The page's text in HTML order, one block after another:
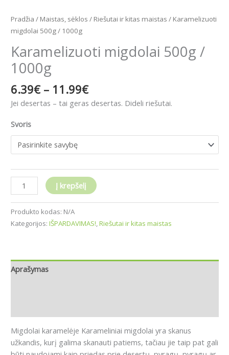
Pradžia / Maistas, sėklos / Riešutai ir kitas maistas / Karamelizuoti
migdolai 500g / 1000g
Karamelizuoti migdolai 500g /
1000g
6.39€ – 11.99€
Jei desertas – tai geras desertas. Dideli riešutai.
Svoris
Į krepšelį
Produkto kodas: N/A
Kategorijos: IŠPARDAVIMAS!,Riešutai ir kitas maistas
Aprašymas
Migdolai karamelėje Karameliniai migdolai yra skanus
užkandis, kurį galima skanauti patiems, tačiau jie taip pat gali